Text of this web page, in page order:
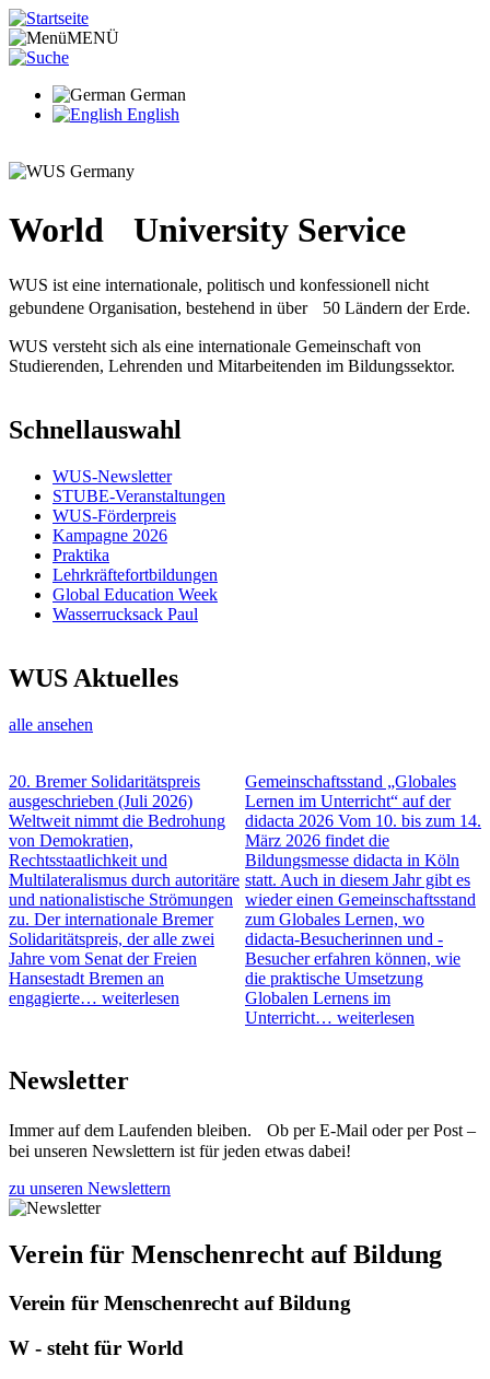
Direkt
zum
Inhalt
MENÜ
German
English
World University Service
WUS ist eine internationale, politisch und konfessionell nicht
gebundene Organisation, bestehend in über 50 Ländern der Erde.
WUS versteht sich als eine internationale Gemeinschaft von
Studierenden, Lehrenden und Mitarbeitenden im Bildungssektor.
Schnellauswahl
WUS-Newsletter
STUBE-Veranstaltungen
WUS-Förderpreis
Kampagne 2026
Praktika
Lehrkräftefortbildungen
Global Education Week
Wasserrucksack Paul
WUS Aktuelles
alle ansehen
20. Bremer Solidaritätspreis
ausgeschrieben (Juli 2026)
Weltweit nimmt die Bedrohung
von Demokratien,
Rechtsstaatlichkeit und
Multilateralismus durch autoritäre
und nationalistische Strömungen
zu. Der internationale Bremer
Solidaritätspreis, der alle zwei
Jahre vom Senat der Freien
Hansestadt Bremen an
engagierte… weiterlesen
Gemeinschaftsstand „Globales
Lernen im Unterricht“ auf der
didacta 2026 Vom 10. bis zum 14.
März 2026 findet die
Bildungsmesse didacta in Köln
statt. Auch in diesem Jahr gibt es
wieder einen Gemeinschaftsstand
zum Globales Lernen, wo
didacta-Besucherinnen und -
Besucher erfahren können, wie
die praktische Umsetzung
Globalen Lernens im
Unterricht… weiterlesen
Newsletter
Immer auf dem Laufenden bleiben. Ob per E-Mail oder per Post –
bei unseren Newslettern ist für jeden etwas dabei!
zu unseren Newslettern
Verein für Menschenrecht auf Bildung
Verein für Menschenrecht auf Bildung
W - steht für World